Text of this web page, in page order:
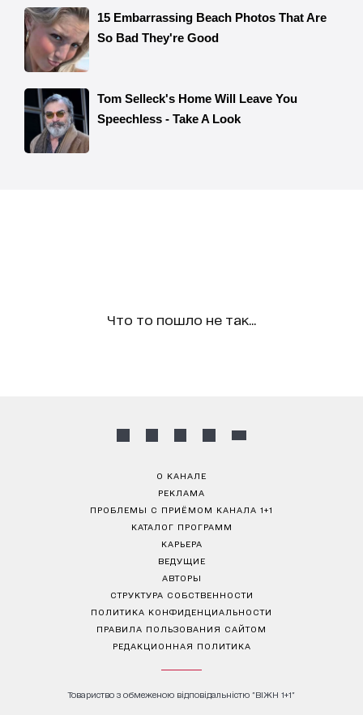
Что то пошло не так...
О КАНАЛЕ
РЕКЛАМА
ПРОБЛЕМЫ С ПРИЁМОМ КАНАЛА 1+1
КАТАЛОГ ПРОГРАММ
КАРЬЕРА
ВЕДУЩИЕ
АВТОРЫ
СТРУКТУРА СОБСТВЕННОСТИ
ПОЛИТИКА КОНФИДЕНЦИАЛЬНОСТИ
ПРАВИЛА ПОЛЬЗОВАНИЯ САЙТОМ
РЕДАКЦИОННАЯ ПОЛИТИКА
Товариство з обмеженою відповідальністю "ВІЖН 1+1"